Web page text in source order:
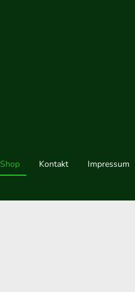
Shop Kontakt Impressum